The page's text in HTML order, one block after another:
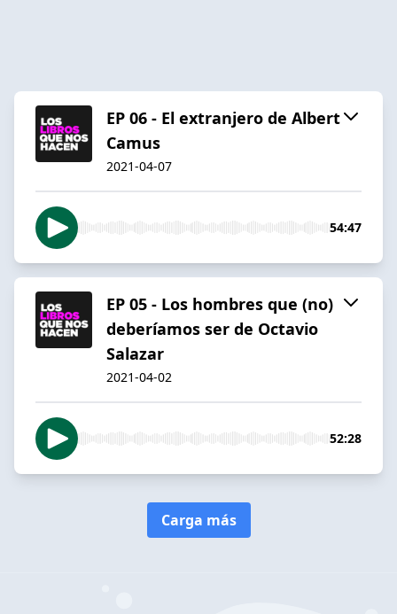
EP 06 - El extranjero de Albert
Camus
2021-04-07
54:47
EP 05 - Los hombres que (no)
deberíamos ser de Octavio
Salazar
2021-04-02
52:28
Carga más